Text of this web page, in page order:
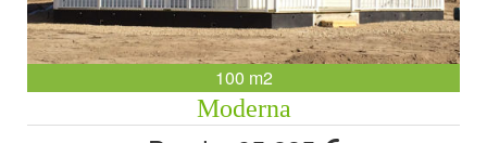
100 m2
Moderna